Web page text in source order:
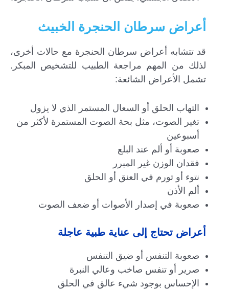
أعراض سرطان الحنجرة الخبيث
قد تتشابه أعراض سرطان الحنجرة مع حالات أخرى،
لذلك من المهم مراجعة الطبيب للتشخيص المبكر.
تشمل الأعراض الشائعة:
التهاب الحلق أو السعال المستمر الذي لا يزول
تغير الصوت، مثل بحة الصوت المستمرة لأكثر من
أسبوعين
صعوبة أو ألم عند البلع
فقدان الوزن غير المبرر
نتوء أو تورم في العنق أو الحلق
ألم الأذن
صعوبة في إصدار الأصوات أو ضعف الصوت
أعراض تحتاج إلى عناية طبية عاجلة
صعوبة التنفس أو ضيق التنفس
صرير أو تنفس صاخب وعالي النبرة
الإحساس بوجود شيء عالق في الحلق